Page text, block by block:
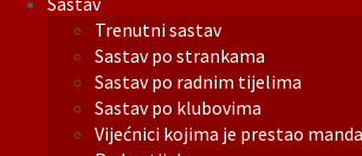
Trenutni sastav
Sastav po strankama
Sastav po radnim tijelima
Sastav po klubovima
Vijećnici kojima je prestao